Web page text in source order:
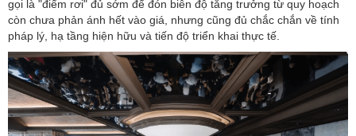
gọi là "điểm rơi" đủ sớm để đón biên độ tăng trưởng từ quy hoạch
còn chưa phản ánh hết vào giá, nhưng cũng đủ chắc chắn về tính
pháp lý, hạ tầng hiện hữu và tiến độ triển khai thực tế.